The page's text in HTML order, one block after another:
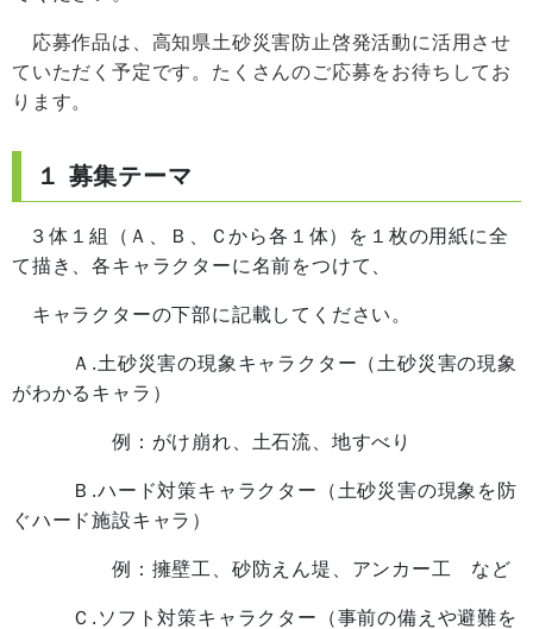
応募作品は、高知県土砂災害防止啓発活動に活用させ
ていただく予定です。たくさんのご応募をお待ちしてお
ります。
１ 募集テーマ
３体１組（Ａ、Ｂ、Ｃから各１体）を１枚の用紙に全
て描き、各キャラクターに名前をつけて、
キャラクターの下部に記載してください。
Ａ.土砂災害の現象キャラクター（土砂災害の現象
がわかるキャラ）
例：がけ崩れ、土石流、地すべり
Ｂ.ハード対策キャラクター（土砂災害の現象を防
ぐハード施設キャラ）
例：擁壁工、砂防えん堤、アンカー工 など
Ｃ.ソフト対策キャラクター（事前の備えや避難を